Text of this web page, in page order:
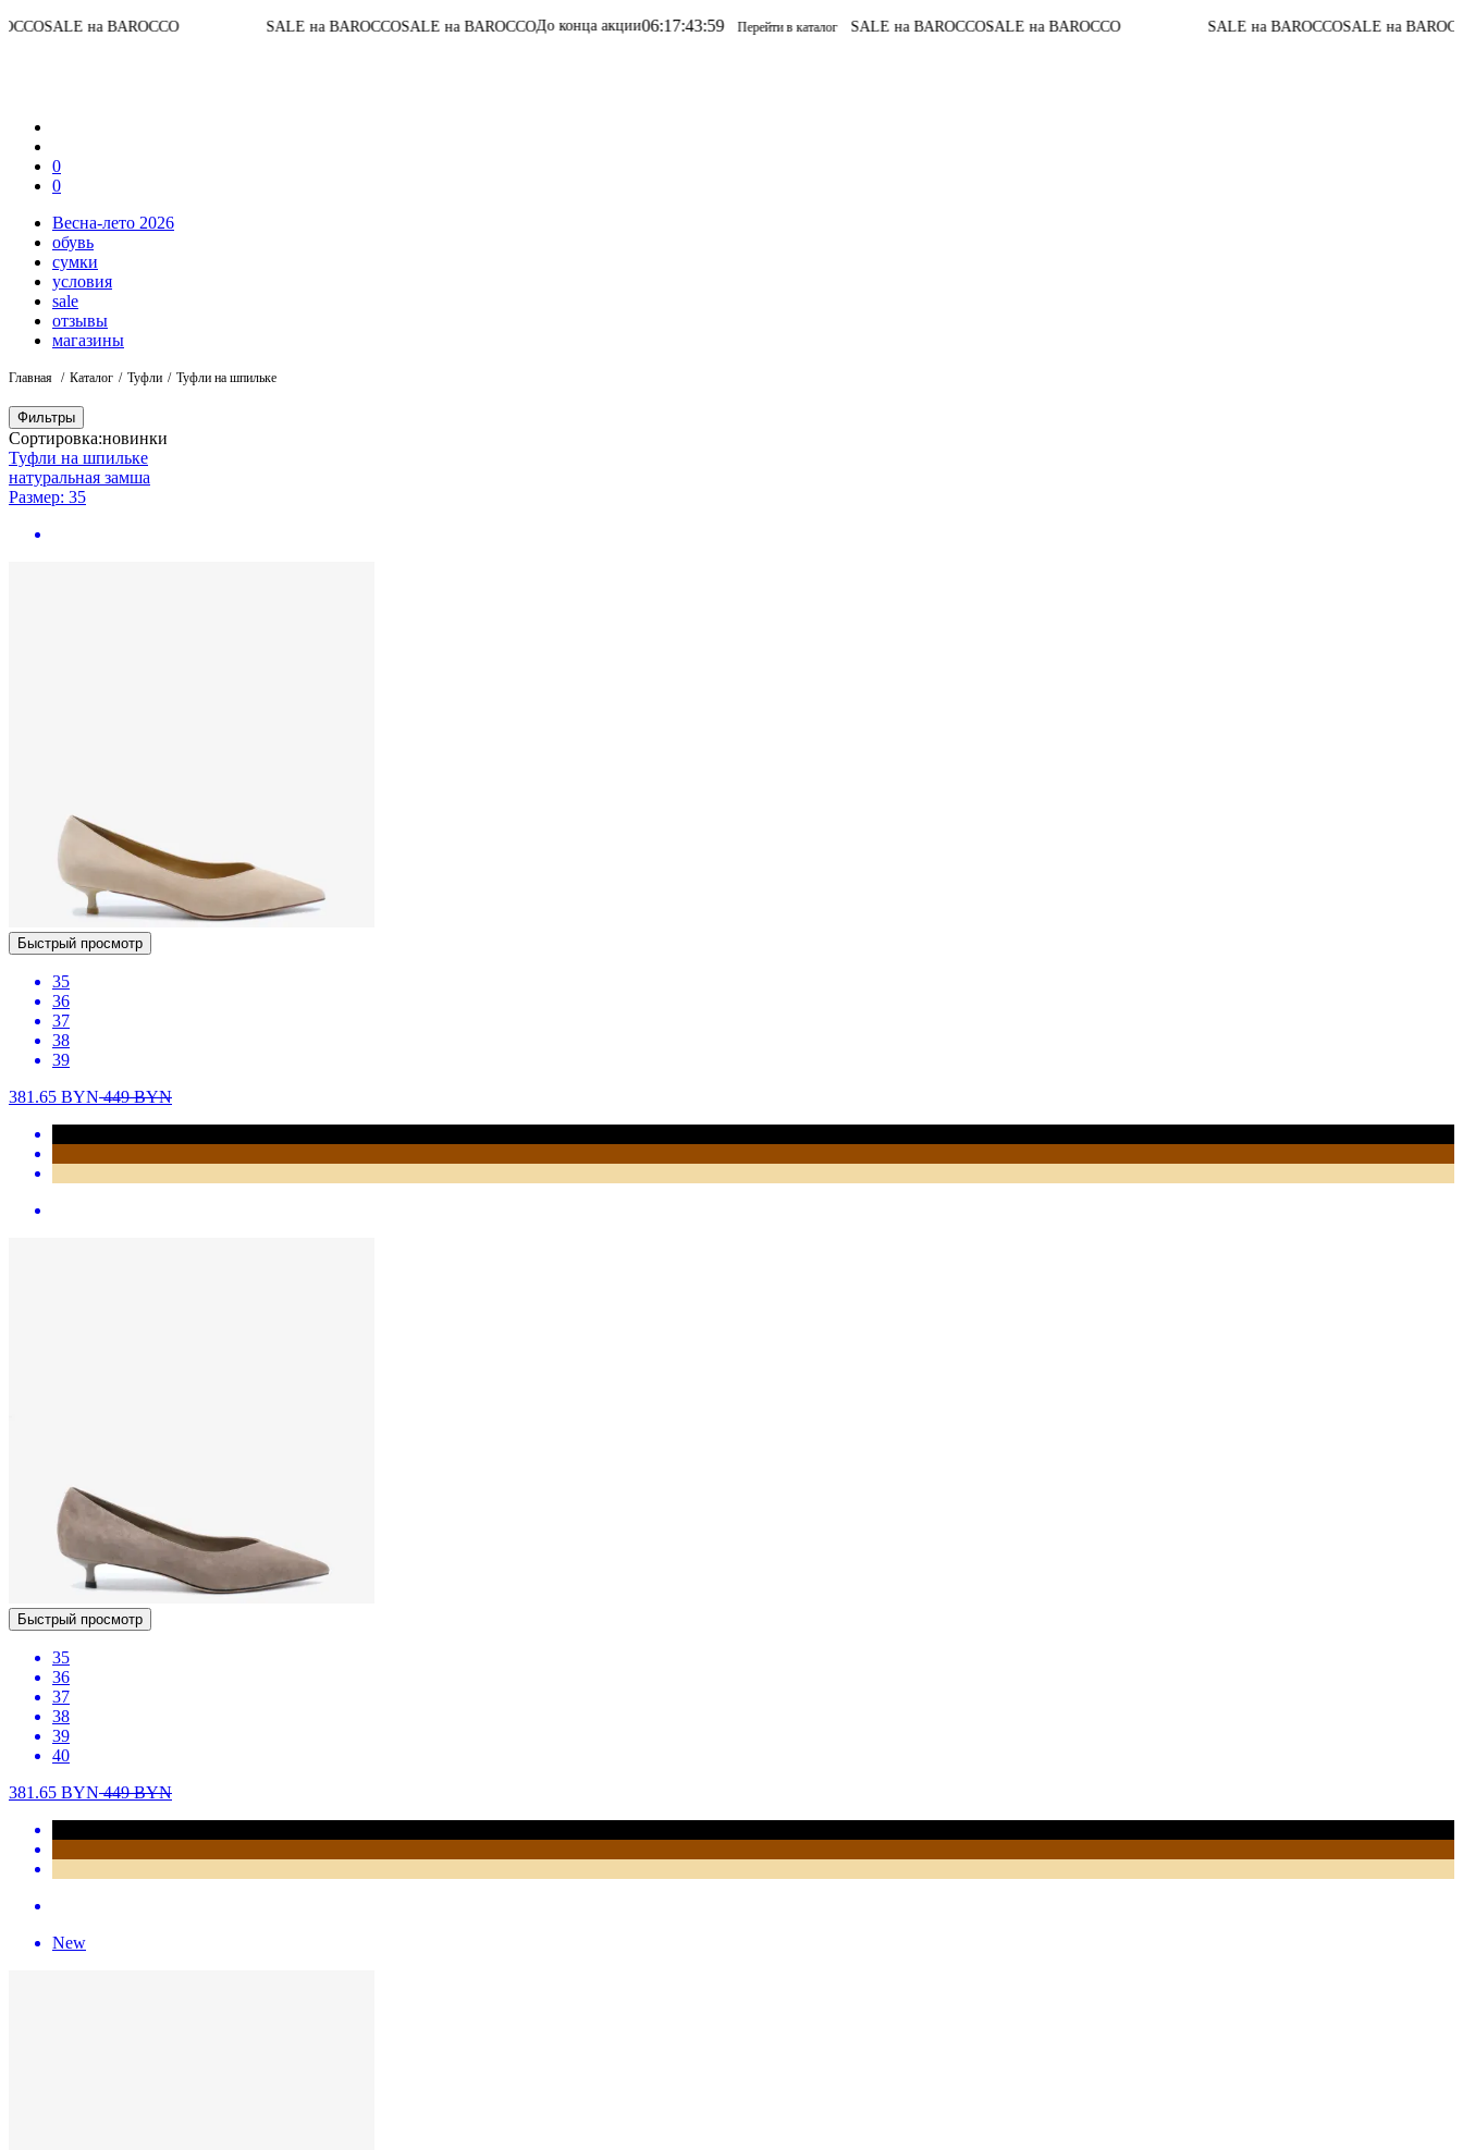
на BAROCCO SALE на BAROCCOSALE на BAROCCOДо конца акции06:17:43:59 Перейти в каталог SALE на BAROCCOSALE на BAROCCO SALE на BAROCCOSALE на BAROCCOДо
0
0
Весна-лето 2026
обувь
сумки
условия
sale
отзывы
магазины
Главная Каталог Туфли Туфли на шпильке
Фильтры
Сортировка:новинки
Туфли на шпильке
натуральная замша
Размер: 35
Быстрый просмотр
35
36
37
38
39
381.65 BYN449BYN
Быстрый просмотр
35
36
37
38
39
40
381.65 BYN449BYN
New